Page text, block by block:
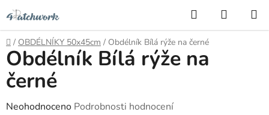
Přejít
na
obsah
Hledat
KOŠÍK
Domů
/ OBDÉLNÍKY 50x45cm / Obdélník Bílá rýže na černé
Obdélník Bílá rýže na
černé
Průměrné
Neohodnoceno Podrobnosti hodnocení